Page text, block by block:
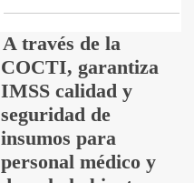
A través de la
COCTI, garantiza
IMSS calidad y
seguridad de
insumos para
personal médico y